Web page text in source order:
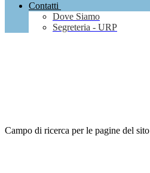
Contatti
Dove Siamo
Segreteria - URP
Campo di ricerca per le pagine del sito